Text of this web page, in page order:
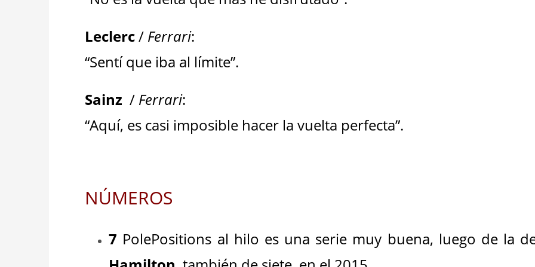
Leclerc/ Ferrari:
“Sentí que iba al límite”.
Sainz/ Ferrari:
“Aquí, es casi imposible hacer la vuelta perfecta”.
NÚMEROS
7 PolePositions al hilo es una serie muy buena, luego de la